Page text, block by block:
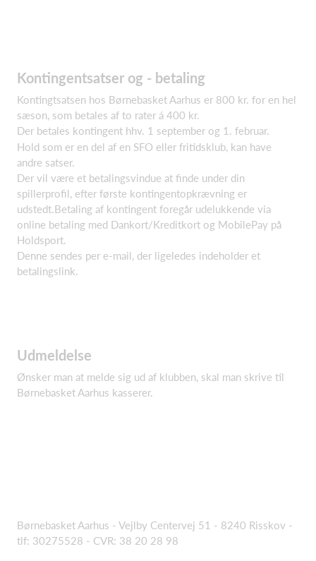
Kontingentsatser og - betaling
Kontingtsatsen hos Børnebasket Aarhus er 800 kr. for en hel
sæson, som betales af to rater á 400 kr.
Der betales kontingent hhv. 1 september og 1. februar.
Hold som er en del af en SFO eller fritidsklub, kan have
andre satser.
Der vil være et betalingsvindue at finde under din
spillerprofil, efter første kontingentopkrævning er
udstedt.Betaling af kontingent foregår udelukkende via
online betaling med Dankort/Kreditkort og MobilePay på
Holdsport.
Denne sendes per e-mail, der ligeledes indeholder et
betalingslink.
Udmeldelse
Ønsker man at melde sig ud af klubben, skal man skrive til
Børnebasket Aarhus kasserer.
Børnebasket Aarhus - Vejlby Centervej 51 - 8240 Risskov -
tlf: 30275528 - CVR: 38 20 28 98